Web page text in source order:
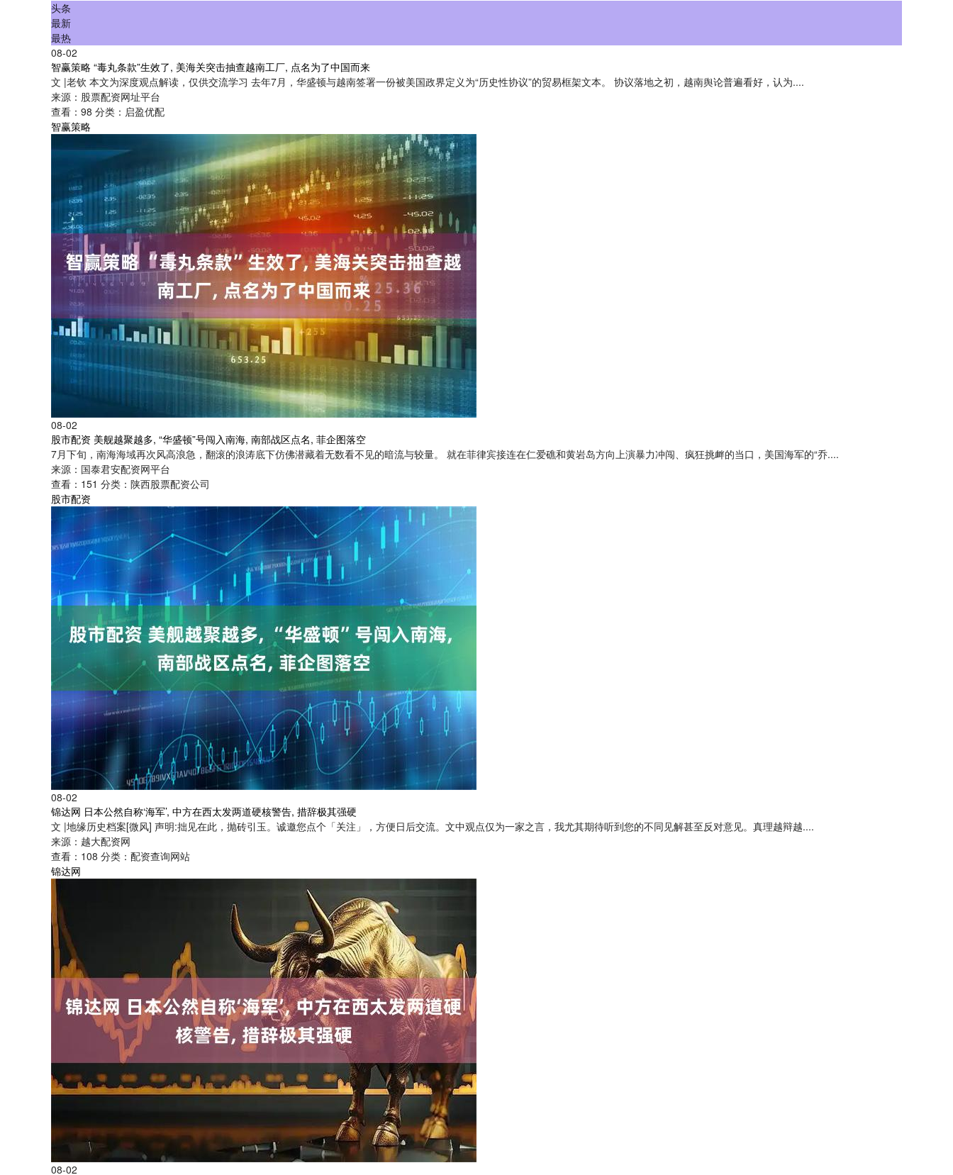
头条
最新
最热
08-02
智赢策略 “毒丸条款”生效了, 美海关突击抽查越南工厂, 点名为了中国而来
文 |老钦 本文为深度观点解读，仅供交流学习 去年7月，华盛顿与越南签署一份被美国政界定义为“历史性协议”的贸易框架文本。 协议落地之初，越南舆论普遍看好，认为....
来源：股票配资网址平台
查看： 98 分类： 启盈优配
智赢策略
08-02
股市配资 美舰越聚越多, “华盛顿”号闯入南海, 南部战区点名, 菲企图落空
7月下旬，南海海域再次风高浪急，翻滚的浪涛底下仿佛潜藏着无数看不见的暗流与较量。 就在菲律宾接连在仁爱礁和黄岩岛方向上演暴力冲闯、疯狂挑衅的当口，美国海军的“乔....
来源：国泰君安配资网平台
查看： 151 分类： 陕西股票配资公司
股市配资
08-02
锦达网 日本公然自称‘海军’, 中方在西太发两道硬核警告, 措辞极其强硬
文 |地缘历史档案[微风] 声明:拙见在此，抛砖引玉。诚邀您点个「关注」，方便日后交流。文中观点仅为一家之言，我尤其期待听到您的不同见解甚至反对意见。真理越辩越....
来源：越大配资网
查看： 108 分类： 配资查询网站
锦达网
08-02